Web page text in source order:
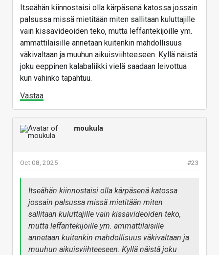
nerfs+metadata mitä esineitä/... missäkin kohtaa),
parempi softa ja parempi rauta joka mahdollistaa
isomman kontekstin.
Vastaa
Itseähän kiinnostaisi olla kärpäsenä katossa jossain
palsussa missä mietitään miten sallitaan kuluttajille
vain kissavideoiden teko, mutta leffantekijöille ym.
ammattilaisille annetaan kuitenkin mahdollisuus
väkivaltaan ja muuhun aikuisviihteeseen. Kyllä näistä
joku eeppinen kalabaliikki vielä saadaan leivottua
kun vahinko tapahtuu.
Vastaa
moukula
#23
Oct 08, 2025
Itseähän kiinnostaisi olla kärpäsenä katossa
jossain palsussa missä mietitään miten
sallitaan kuluttajille vain kissavideoiden teko,
mutta leffantekijöille ym. ammattilaisille
annetaan kuitenkin mahdollisuus väkivaltaan ja
muuhun aikuisviihteeseen. Kyllä näistä joku